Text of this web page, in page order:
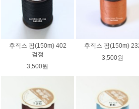
후직스 팜(150m) 402
검정
3,500원
후직스 팜(150m)
3,500원